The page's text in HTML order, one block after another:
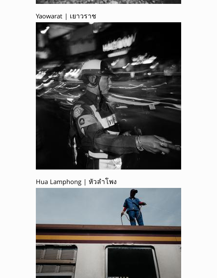
Yaowarat | เยาวราช
Hua Lamphong | หัวลำโพง